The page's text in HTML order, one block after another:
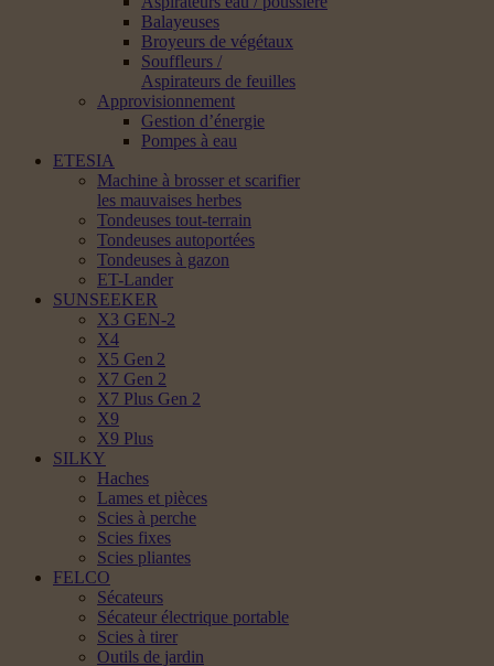
Balayeuses
Broyeurs de végétaux
Souffleurs /
Aspirateurs de feuilles
Approvisionnement
Gestion d’énergie
Pompes à eau
ETESIA
Machine à brosser et scarifier
les mauvaises herbes
Tondeuses tout-terrain
Tondeuses autoportées
Tondeuses à gazon
ET-Lander
SUNSEEKER
X3 GEN-2
X4
X5 Gen 2
X7 Gen 2
X7 Plus Gen 2
X9
X9 Plus
SILKY
Haches
Lames et pièces
Scies à perche
Scies fixes
Scies pliantes
FELCO
Sécateurs
Sécateur électrique portable
Scies à tirer
Outils de jardin